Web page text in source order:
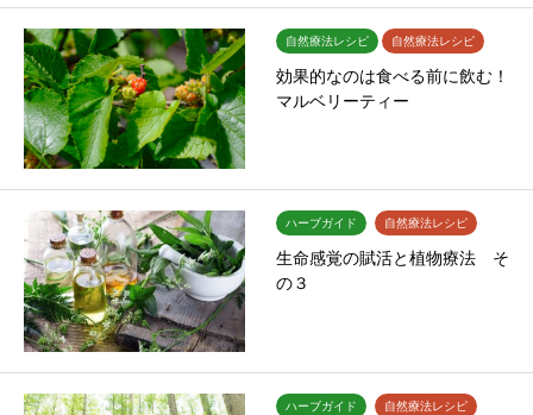
自然療法レシピ 自然療法レシピ
効果的なのは食べる前に飲む！
マルベリーティー
ハーブガイド 自然療法レシピ
生命感覚の賦活と植物療法 そ
の３
ハーブガイド 自然療法レシピ